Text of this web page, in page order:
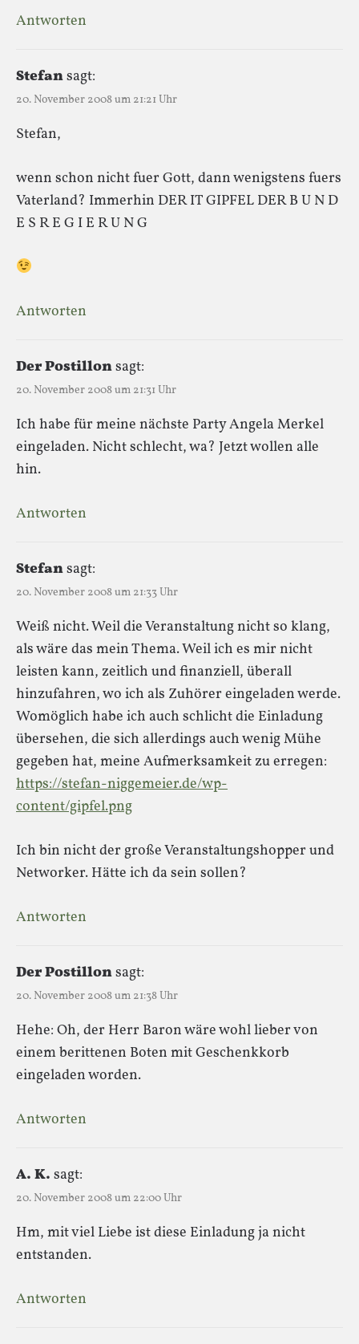
Antworten
Stefansagt:
20. November 2008 um 21:21 Uhr
Stefan,
wenn schon nicht fuer Gott, dann wenigstens fuers
Vaterland? Immerhin DER IT GIPFEL DER B U N D
E S R E G I E R U N G
Antworten
Der Postillonsagt:
20. November 2008 um 21:31 Uhr
Ich habe für meine nächste Party Angela Merkel
eingeladen. Nicht schlecht, wa? Jetzt wollen alle
hin.
Antworten
Stefansagt:
20. November 2008 um 21:33 Uhr
Weiß nicht. Weil die Veranstaltung nicht so klang,
als wäre das mein Thema. Weil ich es mir nicht
leisten kann, zeitlich und finanziell, überall
hinzufahren, wo ich als Zuhörer eingeladen werde.
Womöglich habe ich auch schlicht die Einladung
übersehen, die sich allerdings auch wenig Mühe
gegeben hat, meine Aufmerksamkeit zu erregen:
https://stefan-niggemeier.de/wp-
content/gipfel.png
Ich bin nicht der große Veranstaltungshopper und
Networker. Hätte ich da sein sollen?
Antworten
Der Postillonsagt:
20. November 2008 um 21:38 Uhr
Hehe: Oh, der Herr Baron wäre wohl lieber von
einem berittenen Boten mit Geschenkkorb
eingeladen worden.
Antworten
A. K. sagt:
20. November 2008 um 22:00 Uhr
Hm, mit viel Liebe ist diese Einladung ja nicht
entstanden.
Antworten